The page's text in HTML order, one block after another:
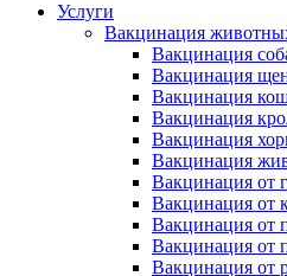
Услуги
Вакцинация
Вакцинация
Вакцинация
Вакцинация
Вакцинация
Вакцинация
Вакцинация
Вакцинация от
Вакцинация от
Вакцинация от
Вакцинация от
Вакцинация от